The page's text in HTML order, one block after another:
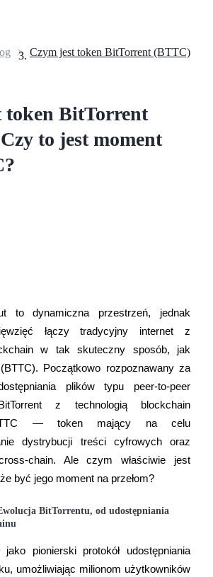
na USDT
COIN-M
na kryptowaluty
na akcje, forex, metale szlachetne i
>
token BitTorrent
to jest moment
to dynamiczna przestrzeń, jednak
łączy tradycyjny internet z
w tak skuteczny sposób, jak
Początkowo rozpoznawany za
plików typu peer-to-peer
z technologią blockchain
BTTC — token mający na celu
dystrybucji treści cyfrowych oraz
chain. Ale czym właściwie jest
być jego moment na przełom?
BitTorrentu, od udostępniania
jako pionierski protokół udostępniania
umożliwiając milionom użytkowników